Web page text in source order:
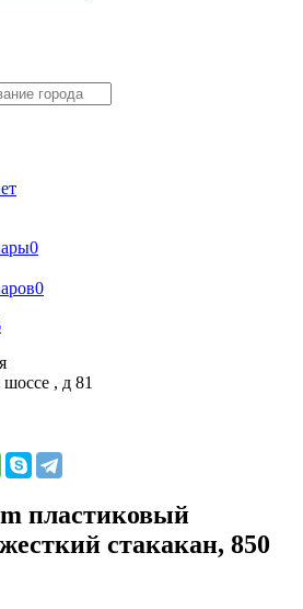
0
0
, д 81
пластиковый
стакакан, 850